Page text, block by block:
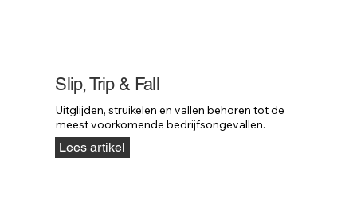
Slip, Trip & Fall
Uitglijden, struikelen en vallen behoren tot de
meest voorkomende bedrijfsongevallen.
Lees artikel